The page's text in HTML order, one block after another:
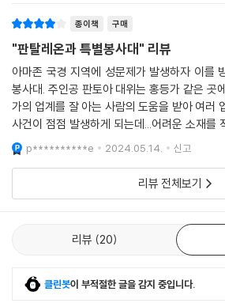
초특’을 조직하게 된다.
너무나 어이없는 작전이기에 군 고위층에서도
품는데, 판탈레온 판토하 대위는 특유의 치밀함
하게 조직, 운영하며 상부의 예상보다 훨씬 더
아니라 스스로가 그 임무에 완전히 빠져들어,
‘미스 브라질’을 애인으로 삼으면서 아내를 배
그러나 비밀리에 운영되던 특별봉사대의 정체
알려지고, 주민들은 그것을 군부가 조직했다는
을 ‘포주’로 여기고 도덕적으로 비난하기 시작
대를 민간인에게도 개방하라는 이중적 모습을
살해되는 사건이 발생한다. 판탈레온은 국가
녀에게 예를 지키기 위해 군복을 입고 그녀의
조직이면서도 특별봉사대가 비난을 받게 되자
종이책 구매
"판탈레온과 특별봉사대" 리뷰
아마존 국경 지역에 성문제가 발생하자 이를
봉사대. 주인공 판토아 대위는 홍등가 같은 곳
가의 업계를 잘 아는 사람의 도움을 받아 여러
사건이 점점 발생하게 되는데...어려운 소재를
작품이다. 소설이 전반적으로 군부에 대한 비판
져 있어 재미
p**********e 2024.05.14. 신고
리뷰 전체보기
리뷰 20
클린봇이 부적절한 글을 감지 중입니다.